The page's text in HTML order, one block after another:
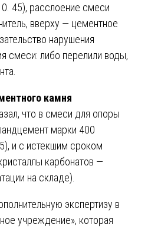
45), расслоение смеси
вверху — цементное
нарушения
смеси: либо перелили воды,
камня
что в смеси для опоры
марки 400
и с истекшим сроком
карбонатов —
на складе).
экспертизу в
учреждение», которая